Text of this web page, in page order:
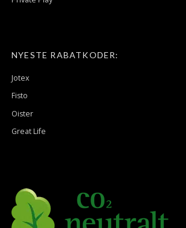
NYESTE RABATKODER:
Jotex
Fisto
Oister
Great Life